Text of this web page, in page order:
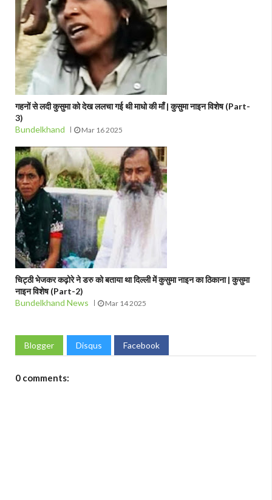
गहनों से लदी कुसुमा को देख ललचा गई थी माधो की माँ | कुसुमा नाइन विशेष (Part-
3)
Bundelkhand
Mar 16 2025
चिट्ठी भेजकर कढ़ोरे ने डरु को बताया था दिल्ली में कुसुमा नाइन का ठिकाना | कुसुमा
नाइन विशेष (Part-2)
Bundelkhand News
Mar 14 2025
Blogger Disqus Facebook
0 comments: